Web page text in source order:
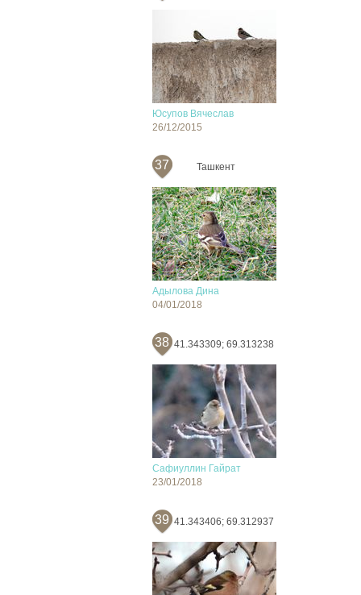
Юсупов Вячеслав
26/12/2015
37 Ташкент
Адылова Дина
04/01/2018
38 41.343309; 69.313238
Сафиуллин Гайрат
23/01/2018
39 41.343406; 69.312937